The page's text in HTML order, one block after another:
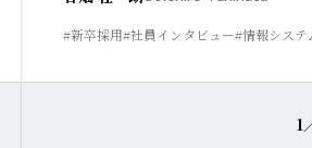
#新卒採用#社員インタビュー#情報システ
1